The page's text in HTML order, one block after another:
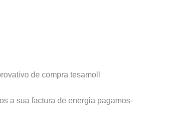
de compra tesamoll
a sua factura de energia pagamos-